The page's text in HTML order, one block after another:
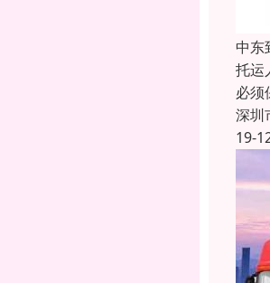
中东
托运
必须
深圳
19-